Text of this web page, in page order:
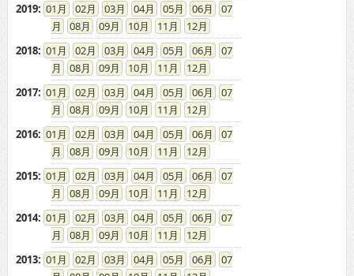
08
09 10 11
12
01 02 03 04 05 06
08
09 10 11
12
01 02 03 04 05 06
08
09 10 11
12
01 02 03 04 05 06
08
09 10 11
12
01 02 03 04 05 06
08
09 10 11
12
01 02 03 04 05 06
08
09 10 11
12
01 02 03 04 05 06
08
09 10 11
12